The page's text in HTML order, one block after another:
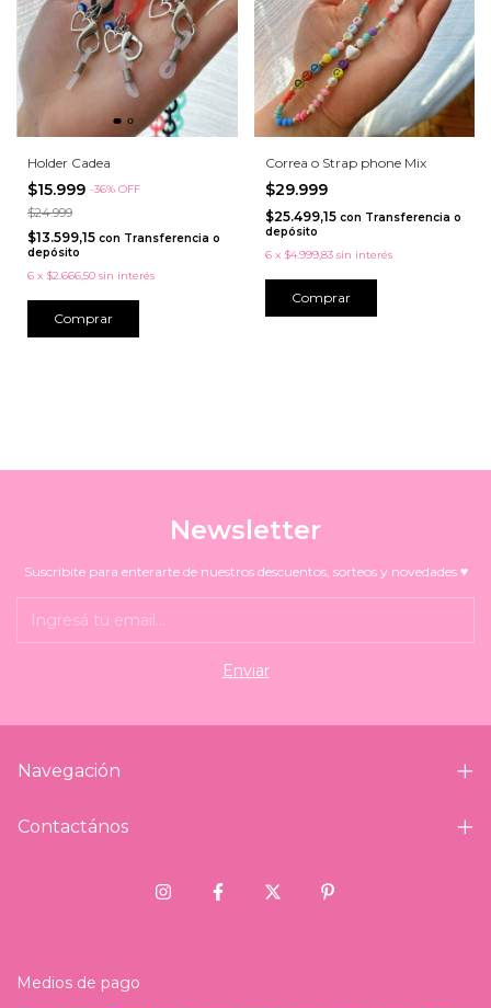
Holder Cadea
$15.999 -36% OFF
$24.999
$13.599,15 con Transferencia o
depósito
6 x $2.666,50 sin interés
Comprar
Correa o Strap phone Mix
$29.999
$25.499,15 con Transferencia o
depósito
6 x $4.999,83 sin interés
Newsletter
Suscribite para enterarte de nuestros descuentos, sorteos y novedades ♥
Navegación
Contactános
Medios de pago